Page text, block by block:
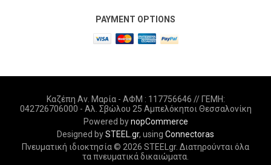
PAYMENT OPTIONS
Καζέπη Αν. Μαρία - ΑΦΜ : 117756646 // ΓΕΜΗ:
042726706000 - Αλ. Σβώλου 25 Αμπελόκηποι Θεσσαλονίκη
Powered bynopCommerce
Designed bySTEEL.gr, using Connectoras
Πνευματική ιδιοκτησία © 2026 STEELgr. Διατηρούνται όλα
τα πνευματικά δικαιώματα.